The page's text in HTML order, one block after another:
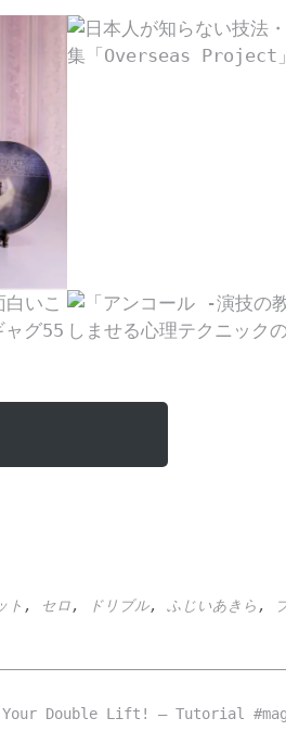
ト , セロ , ドリブル, ふじいあきら ,
Your Double Lift! – Tutorial